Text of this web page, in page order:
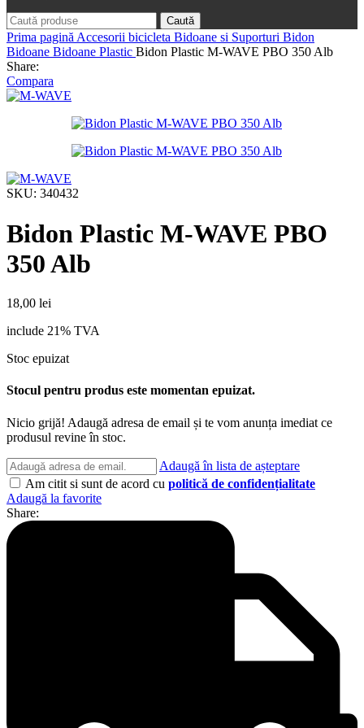
Caută
Prima pagină Accesorii bicicleta Bidoane si Suporturi Bidon
Bidoane Bidoane Plastic Bidon Plastic M-WAVE PBO 350 Alb
Share:
Compara
SKU: 340432
Bidon Plastic M-WAVE PBO
350 Alb
18,00 lei
include 21% TVA
Stoc epuizat
Stocul pentru produs este momentan epuizat.
Nicio grijă! Adaugă adresa de email și te vom anunța imediat ce
produsul revine în stoc.
Adaugă în lista de așteptare
Am citit si sunt de acord cu politică de confidențialitate
Adaugă la favorite
Share: